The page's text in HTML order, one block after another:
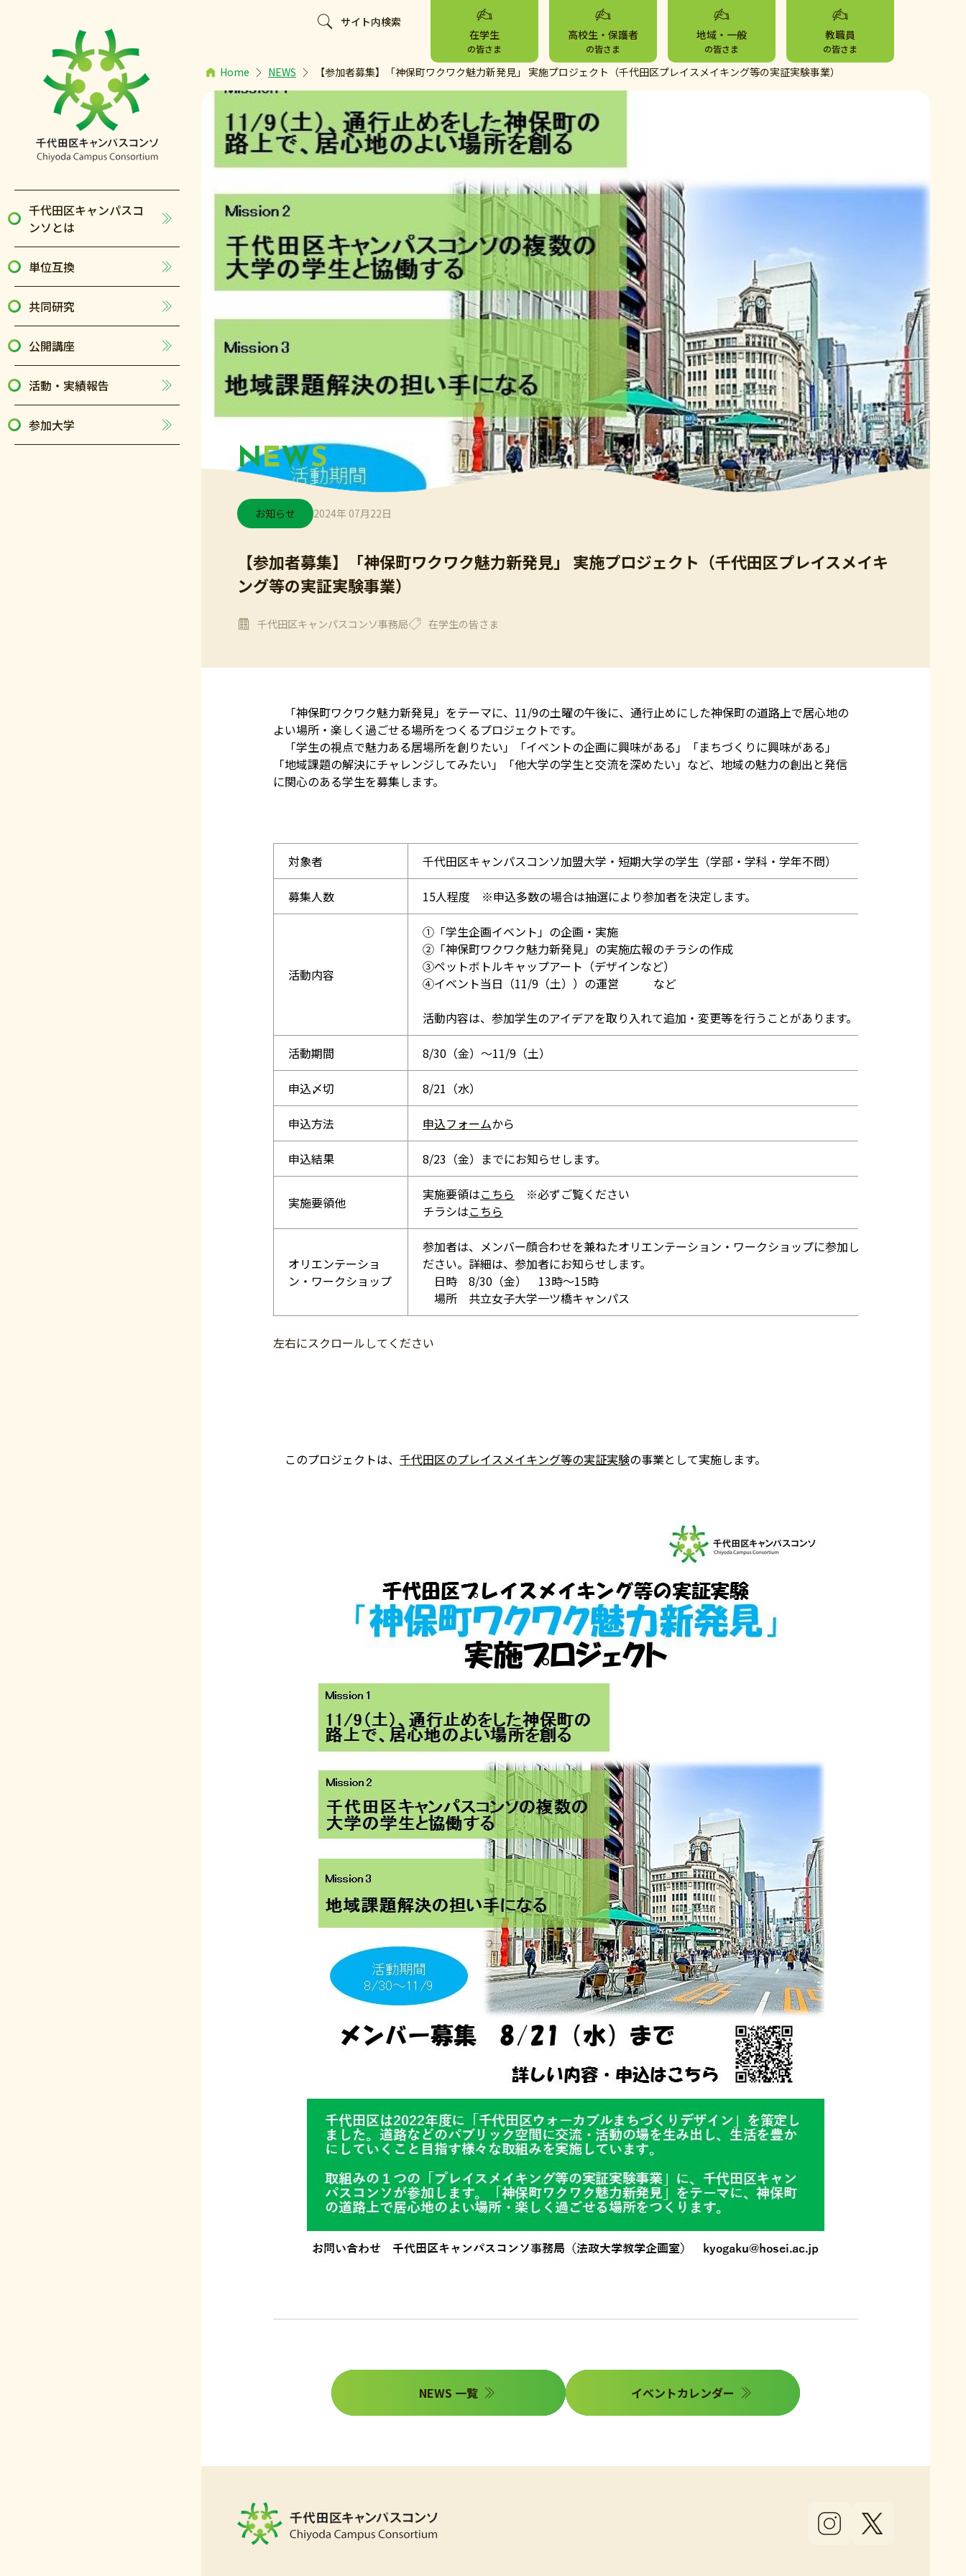
千代田区キャンパスコ
ンソとは
単位互換
共同研究
公開講座
活動・実績報告
参加大学
サイト内検索
在学生
の皆さま
高校生・保護者
の皆さま
地域・一般
の皆さま
教職員
の皆さま
Home NEWS 【参加者募集】「神保町ワクワク魅力新発見」 実施プロジェクト（千代田区プレイスメイキング等の実証実験事業）
NEWS
お知らせ 2024年 07月22日
【参加者募集】「神保町ワクワク魅力新発見」 実施プロジェクト（千代田区プレイスメイキ
ング等の実証実験事業）
千代田区キャンパスコンソ事務局 在学生の皆さま
「神保町ワクワク魅力新発見」をテーマに、11/9の土曜の午後に、通行止めにした神保町の道路上で居心地の
よい場所・楽しく過ごせる場所をつくるプロジェクトです。
「学生の視点で魅力ある居場所を創りたい」「イベントの企画に興味がある」「まちづくりに興味がある」
「地域課題の解決にチャレンジしてみたい」「他大学の学生と交流を深めたい」など、地域の魅力の創出と発信
に関心のある学生を募集します。
対象者 千代田区キャンパスコンソ加盟大学・短期大学の学生（学部・学科・学年不問）
募集人数 15人程度 ※申込多数の場合は抽選により参加者を決定します。
活動内容
①「学生企画イベント」の企画・実施
②「神保町ワクワク魅力新発見」の実施広報のチラシの作成
③ペットボトルキャップアート（デザインなど）
④イベント当日（11/9（土））の運営 など
活動内容は、参加学生のアイデアを取り入れて追加・変更等を行うことがあります。
活動期間 8/30（金）～11/9（土）
申込〆切 8/21（水）
申込方法 申込フォームから
申込結果 8/23（金）までにお知らせします。
実施要領他 実施要領はこちら ※必ずご覧ください
チラシはこちら
オリエンテーショ
ン・ワークショップ
参加者は、メンバー顔合わせを兼ねたオリエンテーション・ワークショップに参加してく
ださい。詳細は、参加者にお知らせします。
日時 8/30（金） 13時～15時
場所 共立女子大学一ツ橋キャンパス
左右にスクロールしてください
このプロジェクトは、 千代田区のプレイスメイキング等の実証実験の事業として実施します。
NEWS 一覧 イベントカレンダー